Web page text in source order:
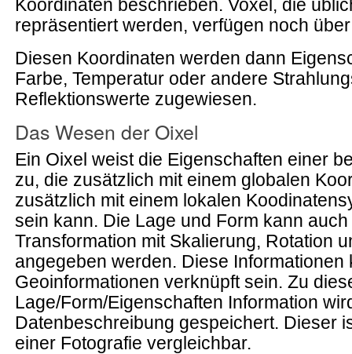
Koordinaten beschrieben. Voxel, die
repräsentiert werden, verfügen noch
Diesen Koordinaten werden dann
Farbe, Temperatur oder andere
Reflektionswerte zugewiesen.
Das Wesen der Oixel
Ein Oixel weist die Eigenschaften einer
zu, die zusätzlich mit einem globalen
zusätzlich mit einem lokalen
sein kann. Die Lage und Form kann
Transformation mit Skalierung, Rotation
angegeben werden. Diese Informationen
Geoinformationen verknüpft sein. Zu
Lage/Form/Eigenschaften Information
Datenbeschreibung gespeichert. Dieser
einer Fotografie vergleichbar.